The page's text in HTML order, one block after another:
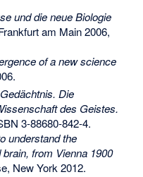
und die neue Biologie
am Main 2006,
of a new science
Die
des Geistes.
3-88680-842-4.
understand the
from Vienna 1900
New York 2012.